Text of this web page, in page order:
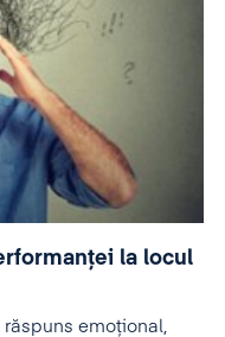
la locul
emoțional,